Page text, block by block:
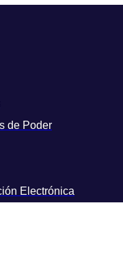
de Poder
Electrónica